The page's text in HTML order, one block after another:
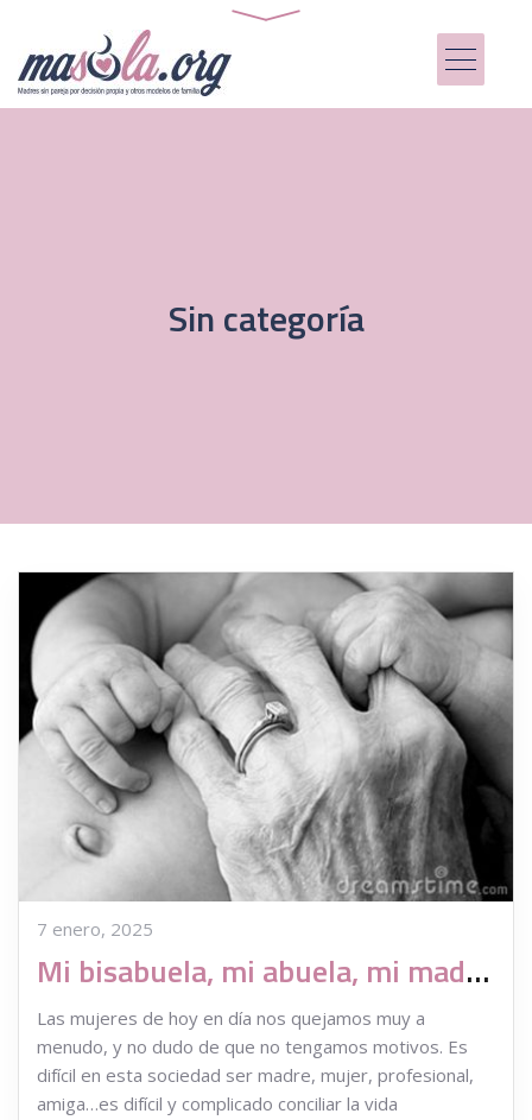
Sin categoría
7 enero, 2025
Mi bisabuela, mi abuela, mi madre…
Las mujeres de hoy en día nos quejamos muy a
menudo, y no dudo de que no tengamos motivos. Es
difícil en esta sociedad ser madre, mujer, profesional,
amiga…es difícil y complicado conciliar la vida